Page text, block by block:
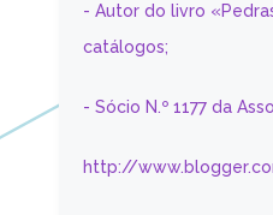
- Autor do livro
catálogos;
- Sócio N.º 1177 da
http://